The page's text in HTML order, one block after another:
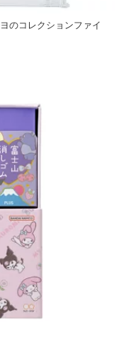
のコレクションファイ